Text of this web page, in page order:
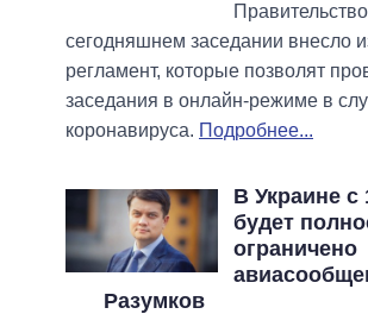
сегодняшнем заседании внесло
регламент, которые позволят
заседания в онлайн-режиме в
коронавируса. Подробнее...
В Украине с
будет
ограничено
Разумков